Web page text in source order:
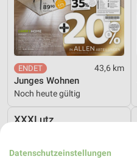
43,6 km
Junges Wohnen
Noch heute gültig
XXXLutz
Datenschutzeinstellungen